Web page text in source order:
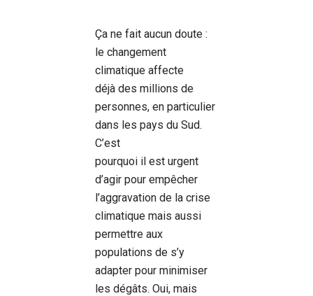
Ça ne fait aucun doute :
le changement
climatique affecte
déjà des millions de
personnes, en particulier
dans les pays du Sud.
C’est
pourquoi il est urgent
d’agir pour empêcher
l’aggravation de la crise
climatique mais aussi
permettre aux
populations de s’y
adapter pour minimiser
les dégâts. Oui, mais